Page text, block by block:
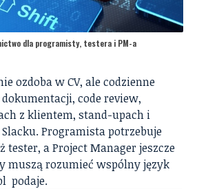
dla programisty, testera i PM-a
ozdoba w CV, ale codzienne
code review,
z klientem, stand-upach i
Programista potrzebuje
a Project Manager jeszcze
muszą rozumieć wspólny język
podaje.